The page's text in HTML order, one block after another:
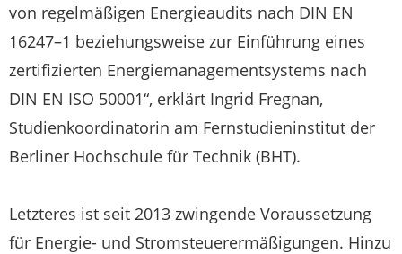
von regelmäßigen Energieaudits nach DIN EN
16247–1 beziehungsweise zur Einführung eines
zertifizierten Energiemanagementsystems nach
DIN EN ISO 50001“, erklärt Ingrid Fregnan,
Studienkoordinatorin am Fernstudieninstitut der
Berliner Hochschule für Technik (BHT).
Letzteres ist seit 2013 zwingende Voraussetzung
für Energie- und Stromsteuerermäßigungen. Hinzu